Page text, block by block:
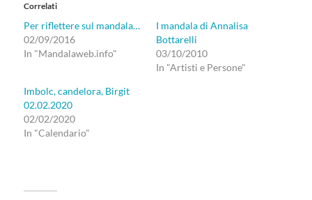
Correlati
Per riflettere sul mandala…
02/09/2016
In "Mandalaweb.info"
I mandala di Annalisa
Bottarelli
03/10/2010
In "Artisti e Persone"
Imbolc, candelora, Birgit
02.02.2020
02/02/2020
In "Calendario"